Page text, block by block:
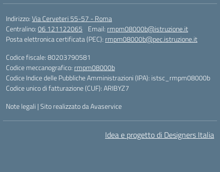
Indirizzo:Via Cerveteri 55-57 - Roma
Centralino:06 121122065 Email: rmpm08000b@istruzione.it
Posta elettronica certificata (PEC): rmpm08000b@pec.istruzione.it
Codice fiscale: 80203790581
Codice meccanografico: rmpm08000b
Codice Indice delle Pubbliche Amministrazioni (IPA): istsc_rmpm08000b
Codice unico di fatturazione (CUF): ARIBYZ7
Note legali |Sito realizzato da Avaservice
Idea e progetto di Designers Italia